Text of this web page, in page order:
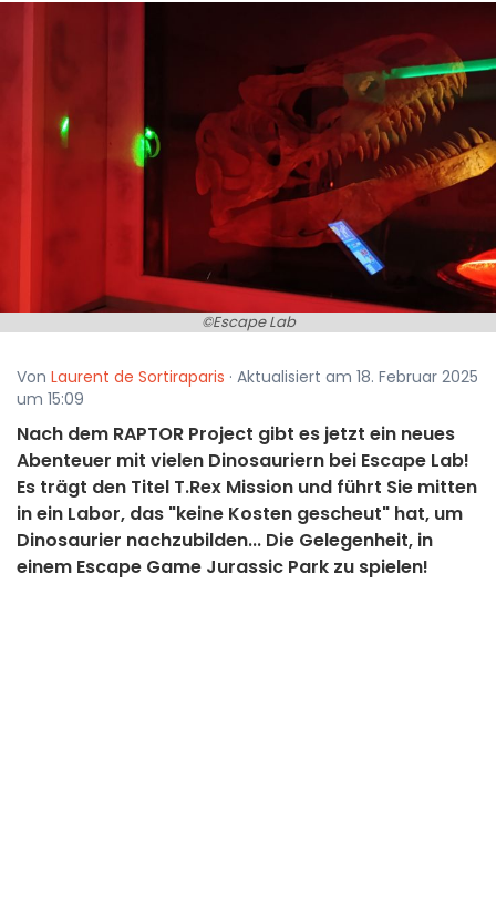
©Escape Lab
Von Laurent de Sortiraparis · Aktualisiert am 18. Februar 2025
um 15:09
Nach dem RAPTOR Project gibt es jetzt ein neues
Abenteuer mit vielen Dinosauriern bei Escape Lab!
Es trägt den Titel T.Rex Mission und führt Sie mitten
in ein Labor, das "keine Kosten gescheut" hat, um
Dinosaurier nachzubilden... Die Gelegenheit, in
einem Escape Game Jurassic Park zu spielen!